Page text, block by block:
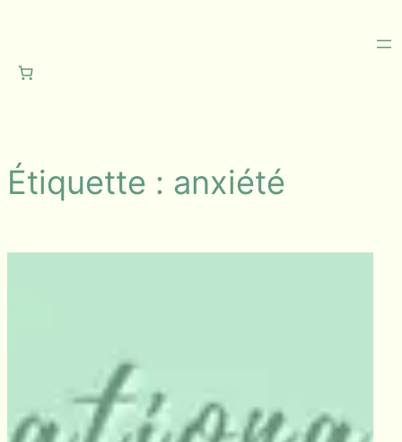
contenu
Étiquette : anxiété